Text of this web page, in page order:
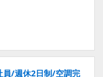
員/週休2日制/空調完